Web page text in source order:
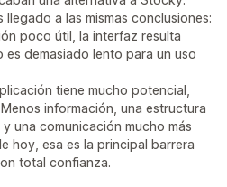
a las mismas conclusiones:
poco útil, la interfaz resulta
demasiado lento para un uso
tiene mucho potencial,
información, una estructura
una comunicación mucho más
hoy, esa es la principal barrera
total confianza.